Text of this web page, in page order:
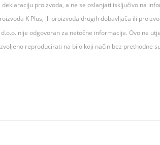
proizvoda, a ne se oslanjati isključivo na
K Plus, ili proizvoda drugih dobavljača ili
nije odgovoran za netočne informacije. Ovo ne
reproducirati na bilo koji način bez prethodne